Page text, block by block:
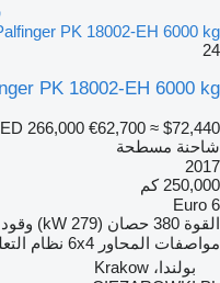
PK 18002-EH 6000 kg
24
PK 18002-EH 6000 kg
266,000 €62,700 ≈ $72,440
شاحنة مسطحة
2017
250,000 كم
Euro 6
القوة 380 حصان (279 kW) وقود
مواصفات المحاور 6x4 نظام
بولندا، Krakow